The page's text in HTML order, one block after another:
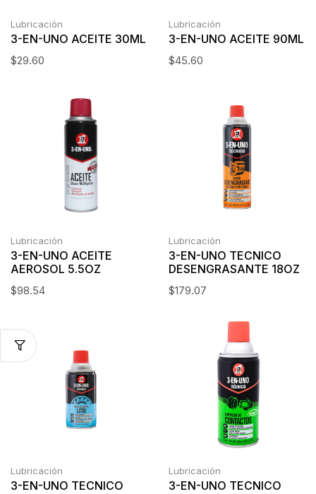
Lubricación
3-EN-UNO ACEITE 30ML
$29.60
Lubricación
3-EN-UNO ACEITE 90ML
$45.60
Lubricación
3-EN-UNO ACEITE
AEROSOL 5.5OZ
$98.54
Lubricación
3-EN-UNO TECNICO
DESENGRASANTE 18OZ
$179.07
Lubricación
3-EN-UNO TECNICO
Lubricación
3-EN-UNO TECNICO